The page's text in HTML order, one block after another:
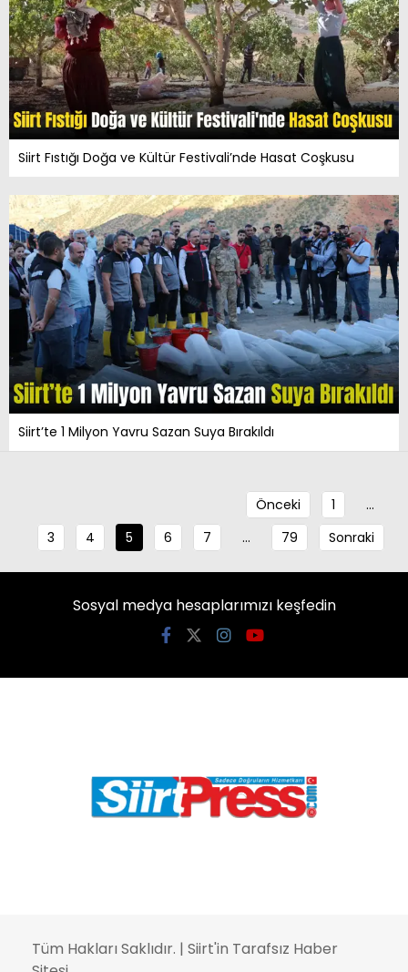
Siirt Fıstığı Doğa ve Kültür Festivali’nde Hasat Coşkusu
Siirt’te 1 Milyon Yavru Sazan Suya Bırakıldı
Önceki 1
…
3
4 5 6 7 … 79 Sonraki
Sosyal medya hesaplarımızı keşfedin
Tüm Hakları Saklıdır. | Siirt'in Tarafsız Haber